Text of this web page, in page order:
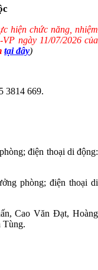
hiện chức năng, nhiệm
ngày 11/07/2026 của
tại đây)
3814 669.
điện thoại di động:
phòng; điện thoại di
Cao Văn Đạt, Hoàng
Tùng.